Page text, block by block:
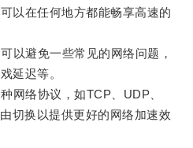
以在任何地方都能畅享高速的
避免一些常见的网络问题，
延迟等。
络协议，如TCP、UDP、
切换以提供更好的网络加速效